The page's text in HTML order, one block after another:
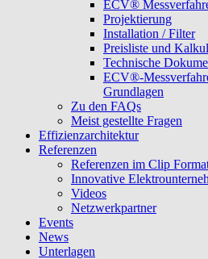
ECV®
Projektierung
Installation / Filter
Preisliste und
Technische
ECV®-
Grundlagen
Zu den FAQs
Meist gestellte Fragen
Effizienzarchitektur
Referenzen
Referenzen im Clip
Innovative
Videos
Netzwerkpartner
Events
News
Unterlagen